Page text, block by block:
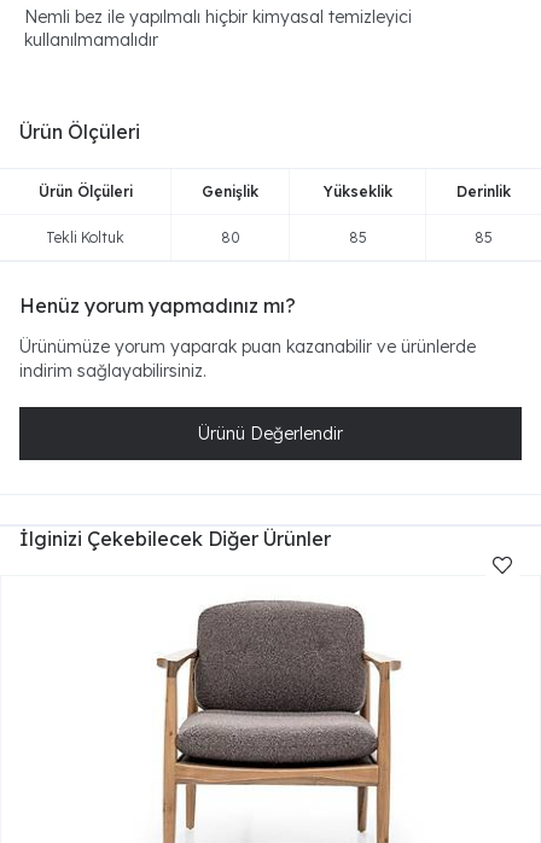
Nemli bez ile yapılmalı hiçbir kimyasal temizleyici
kullanılmamalıdır
Ürün Ölçüleri
Ürün Ölçüleri Genişlik Yükseklik Derinlik
Tekli Koltuk 80 85 85
Henüz yorum yapmadınız mı?
Ürünümüze yorum yaparak puan kazanabilir ve ürünlerde
indirim sağlayabilirsiniz.
Ürünü Değerlendir
İlginizi Çekebilecek Diğer Ürünler